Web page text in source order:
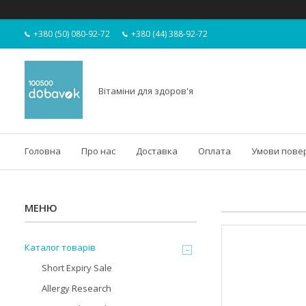
+380 (50) 080-92-72 +380 (44) 388-92-72
Вітаміни для здоров'я
Головна Про нас Доставка Оплата Умови
Каталог товарів
Short Expiry Sale
Allergy Research